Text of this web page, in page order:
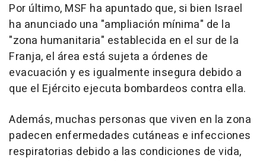
Por último, MSF ha apuntado que, si bien Israel
ha anunciado una "ampliación mínima" de la
"zona humanitaria" establecida en el sur de la
Franja, el área está sujeta a órdenes de
evacuación y es igualmente insegura debido a
que el Ejército ejecuta bombardeos contra ella.
Además, muchas personas que viven en la zona
padecen enfermedades cutáneas e infecciones
respiratorias debido a las condiciones de vida,